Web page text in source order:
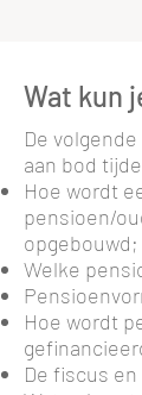
Wat kun
De
aan bod
Hoe wordt
pensioen/
opgebouwd;
Welke
Hoe wordt
De fiscus